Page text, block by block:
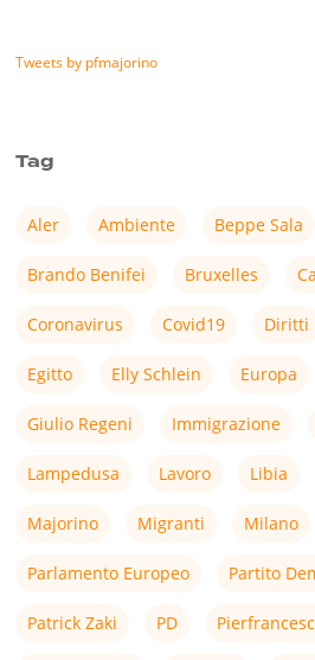
Tweets by pfmajorino
Tag
Aler Ambiente Beppe Sala
Brando Benifei Bruxelles
Coronavirus Covid19 Diritti
Egitto Elly Schlein Europa
Giulio Regeni Immigrazione
Lampedusa Lavoro Libia
Majorino Migranti Milano
Parlamento Europeo Partito
Patrick Zaki PD